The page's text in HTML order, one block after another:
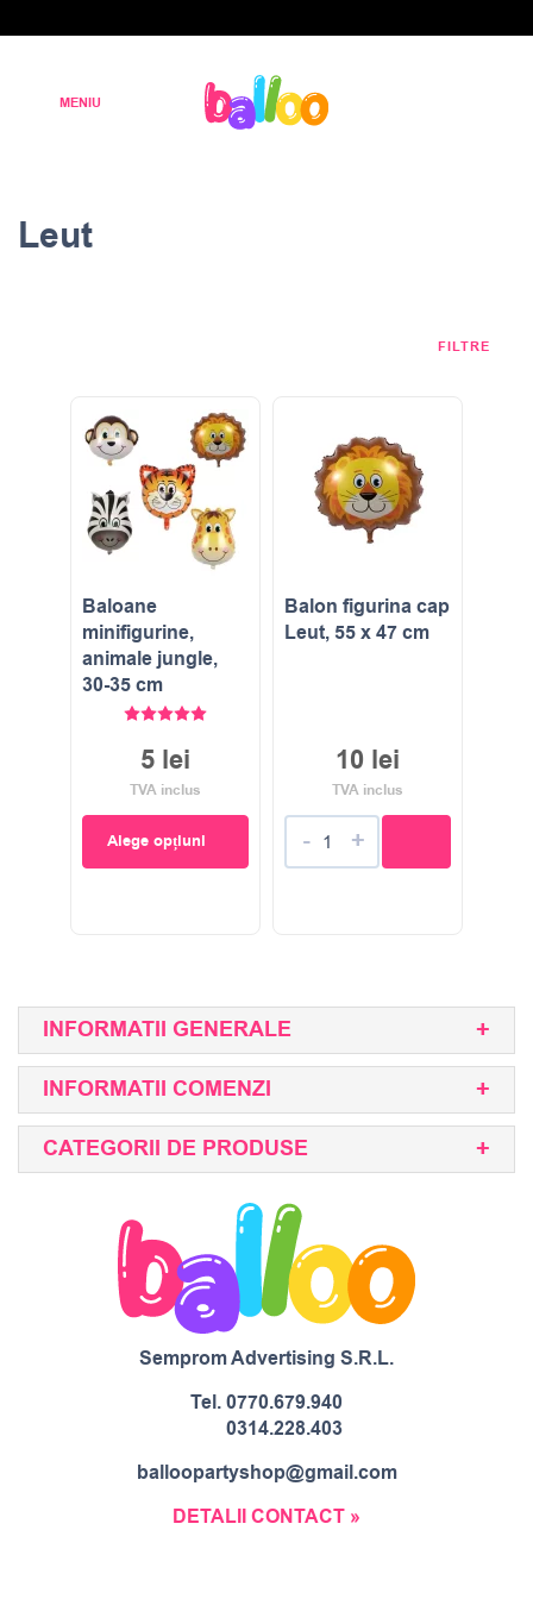
Leut
FILTRE
Baloane
minifigurine,
animale jungle,
30-35 cm
5 lei
TVA inclus
Alege opțiuni
Balon figurina cap
Leut, 55 x 47 cm
10 lei
TVA inclus
- +
INFORMATII GENERALE
INFORMATII COMENZI
CATEGORII DE PRODUSE
Semprom Advertising S.R.L.
Tel.0770.679.940
0314.228.403
balloopartyshop@gmail.com
DETALII CONTACT »